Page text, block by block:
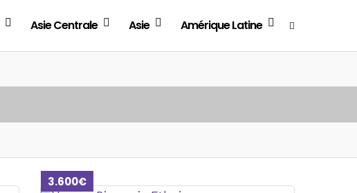
Asie Centrale Asie Amérique Latine
3.600€